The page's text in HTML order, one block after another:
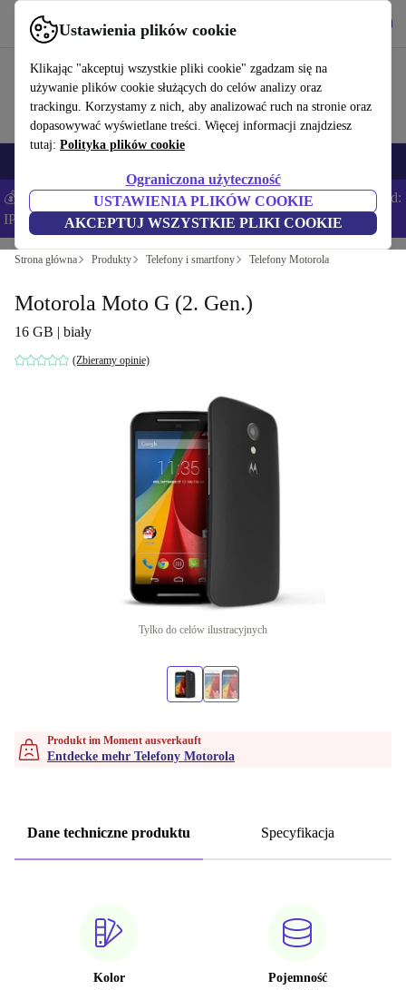
Ustawienia plików cookie
Klikając "akceptuj wszystkie pliki cookie" zgadzam się na
używanie plików cookie służących do celów analizy oraz
trackingu. Korzystamy z nich, aby analizować ruch na stronie oraz
dopasowywać wyświetlane treści. Więcej informacji znajdziesz
tutaj: Polityka plików cookie
Ograniczona użyteczność
USTAWIENIA PLIKÓW COOKIE
AKCEPTUJ WSZYSTKIE PLIKI COOKIE
Korzystaj z refurbed szybko i łatwo
💰Zaoszczędź DODATKOWE 5% na wszystkich iPhone’ach – Kod:
IPHONEDEAL –Regulamin
Strona główna Produkty Telefony i smartfony Telefony Motorola
Motorola Moto G (2. Gen.)
16 GB | biały
(Zbieramy opinie)
Tylko do celów ilustracyjnych
Produkt im Moment ausverkauft
Entdecke mehr Telefony Motorola
Dane techniczne produktu Specyfikacja
Kolor
Pojemność